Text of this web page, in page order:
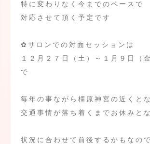
特に変わりなく今までのペースで
対応させて頂く予定です
✿サロンでの対面セッションは
１２月２７日（土）～１月９日（
で
毎年の事ながら橿原神宮の近くと
交通事情が落ち着くまでお休みと
状況に合わせて前後するかもなので